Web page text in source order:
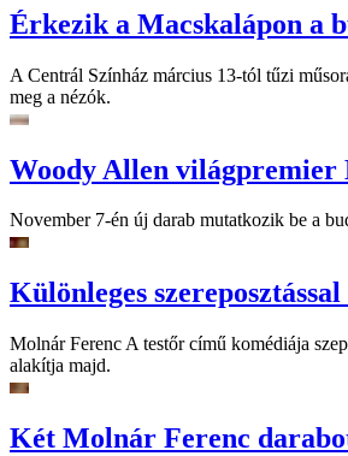
Érkezik a Macskalápon a
A Centrál Színház március 13-tól tűzi
meg a nézók.
Woody Allen világpremier
November 7-én új darab mutatkozik be a
Különleges
Molnár Ferenc A testőr című komédiája
alakítja majd.
Két Molnár Ferenc